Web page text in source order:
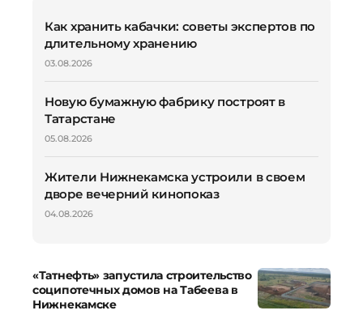
Как хранить кабачки: советы экспертов по
длительному хранению
03.08.2026
Новую бумажную фабрику построят в
Татарстане
05.08.2026
Жители Нижнекамска устроили в своем
дворе вечерний кинопоказ
04.08.2026
«Татнефть» запустила строительство
соципотечных домов на Табеева в
Нижнекамске